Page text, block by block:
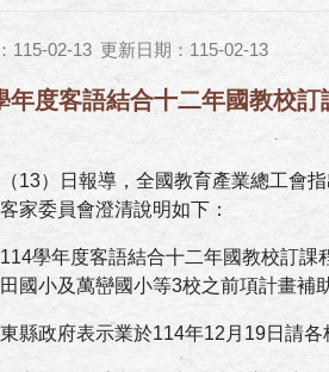
115-02-13 更新日期：115-02-13
年度客語結合十二年國教校
13）日報導，全國教育產業總工會
家委員會澄清說明如下：
學年度客語結合十二年國教校訂
國小及萬巒國小等3校之前項計畫補
縣政府表示業於114年12月19日請